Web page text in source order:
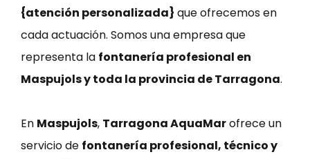
{atención personalizada} que ofrecemos en
cada actuación. Somos una empresa que
representa la fontanería profesional en
Maspujols y toda la provincia de Tarragona.
En Maspujols, Tarragona AquaMarofrece un
servicio de fontanería profesional, técnico y